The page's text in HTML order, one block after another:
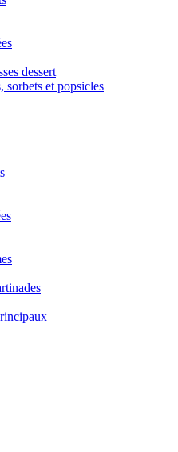
dessert
sorbets et popsicles